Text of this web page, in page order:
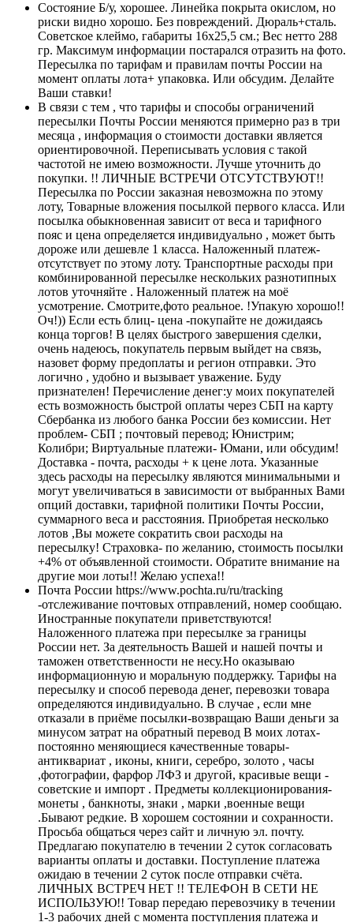
Состояние Б/у, хорошее. Линейка покрыта окислом, но
риски видно хорошо. Без повреждений. Дюраль+сталь.
Советское клеймо, габариты 16х25,5 см.; Вес нетто 288
гр. Максимум информации постарался отразить на фото.
Пересылка по тарифам и правилам почты России на
момент оплаты лота+ упаковка. Или обсудим. Делайте
Ваши ставки!
В связи с тем , что тарифы и способы ограничений
пересылки Почты России меняются примерно раз в три
месяца , информация о стоимости доставки является
ориентировочной. Переписывать условия с такой
частотой не имею возможности. Лучше уточнить до
покупки. !! ЛИЧНЫЕ ВСТРЕЧИ ОТСУТСТВУЮТ!!
Пересылка по России заказная невозможна по этому
лоту, Товарные вложения посылкой первого класса. Или
посылка обыкновенная зависит от веса и тарифного
пояс и цена определяется индивидуально , может быть
дороже или дешевле 1 класса. Наложенный платеж-
отсутствует по этому лоту. Транспортные расходы при
комбинированной пересылке нескольких разнотипных
лотов уточняйте . Наложенный платеж на моё
усмотрение. Смотрите,фото реальное. !Упакую хорошо!!
Оч!)) Если есть блиц- цена -покупайте не дожидаясь
конца торгов! В целях быстрого завершения сделки,
очень надеюсь, покупатель первым выйдет на связь,
назовет форму предоплаты и регион отправки. Это
логично , удобно и вызывает уважение. Буду
признателен! Перечисление денег:у моих покупателей
есть возможность быстрой оплаты через СБП на карту
Сбербанка из любого банка России без комиссии. Нет
проблем- СБП ; почтовый перевод; Юнистрим;
Колибри; Виртуальные платежи- Юмани, или обсудим!
Доставка - почта, расходы + к цене лота. Указанные
здесь расходы на пересылку являются минимальными и
могут увеличиваться в зависимости от выбранных Вами
опций доставки, тарифной политики Почты России,
суммарного веса и расстояния. Приобретая несколько
лотов ,Вы можете сократить свои расходы на
пересылку! Страховка- по желанию, стоимость посылки
+4% от объявленной стоимости. Обратите внимание на
другие мои лоты!! Желаю успеха!!
Почта России https://www.pochta.ru/ru/tracking
-отслеживание почтовых отправлений, номер сообщаю.
Иностранные покупатели приветствуются!
Наложенного платежа при пересылке за границы
России нет. За деятельность Вашей и нашей почты и
таможен ответственности не несу.Но оказываю
информационную и моральную поддержку. Тарифы на
пересылку и способ перевода денег, перевозки товара
определяются индивидуально. В случае , если мне
отказали в приёме посылки-возвращаю Ваши деньги за
минусом затрат на обратный перевод В моих лотах-
постоянно меняющиеся качественные товары-
антиквариат , иконы, книги, серебро, золото , часы
,фотографии, фарфор ЛФЗ и другой, красивые вещи -
советские и импорт . Предметы коллекционирования-
монеты , банкноты, знаки , марки ,военные вещи
.Бывают редкие. В хорошем состоянии и сохранности.
Просьба общаться через сайт и личную эл. почту.
Предлагаю покупателю в течении 2 суток согласовать
варианты оплаты и доставки. Поступление платежа
ожидаю в течении 2 суток после отправки счёта.
ЛИЧНЫХ ВСТРЕЧ НЕТ !! ТЕЛЕФОН В СЕТИ НЕ
ИСПОЛЬЗУЮ!! Товар передаю перевозчику в течении
1-3 рабочих дней с момента поступления платежа и